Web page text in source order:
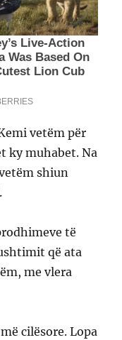
vetëm për
ky muhabet. Na
shiun
të
që ata
me vlera
cilësore. Lopa